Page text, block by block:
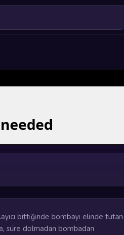
bittiğinde bombayı elinde tutan
süre dolmadan bombadan